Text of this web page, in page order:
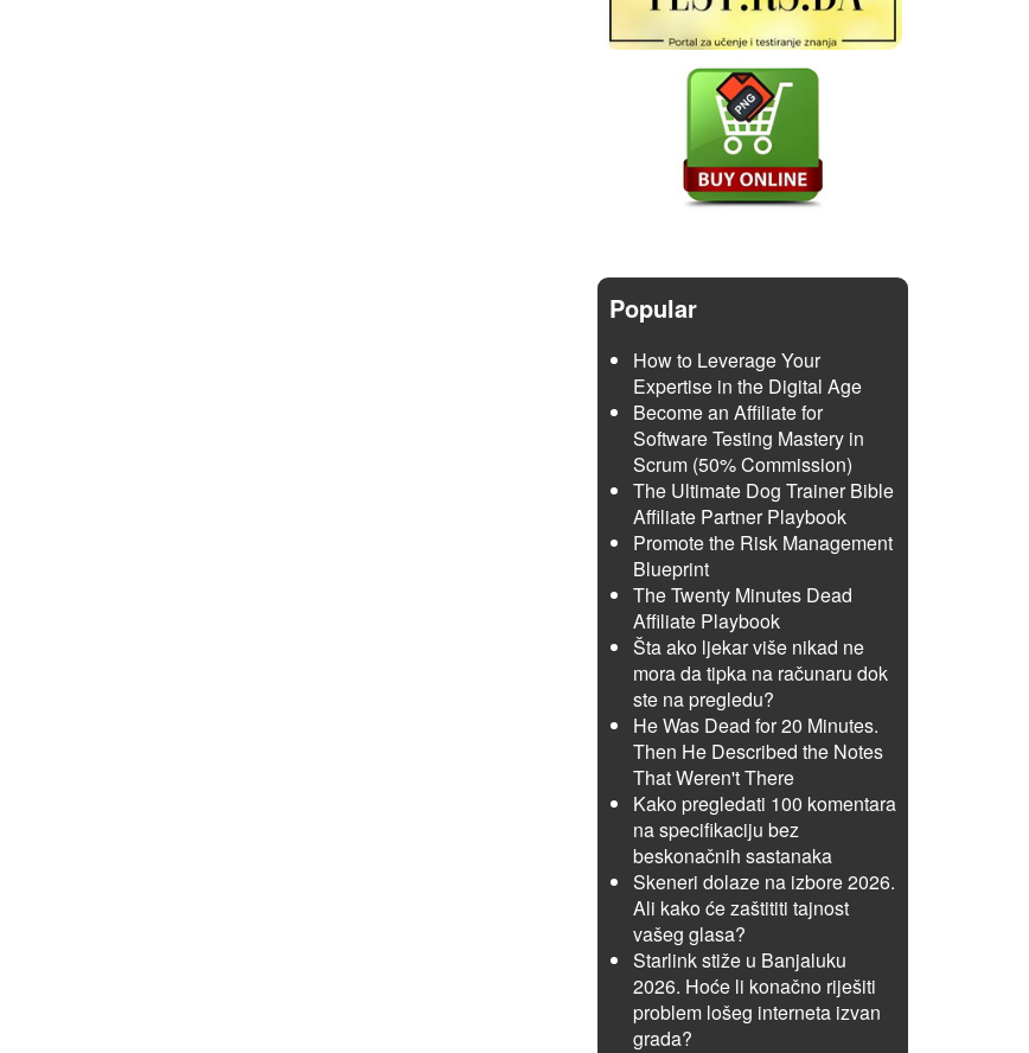
Popular
How to Leverage Your
Expertise in the Digital Age
Become an Affiliate for
Software Testing Mastery in
Scrum (50% Commission)
The Ultimate Dog Trainer Bible
Affiliate Partner Playbook
Promote the Risk Management
Blueprint
The Twenty Minutes Dead
Affiliate Playbook
Šta ako ljekar više nikad ne
mora da tipka na računaru dok
ste na pregledu?
He Was Dead for 20 Minutes.
Then He Described the Notes
That Weren't There
Kako pregledati 100 komentara
na specifikaciju bez
beskonačnih sastanaka
Skeneri dolaze na izbore 2026.
Ali kako će zaštititi tajnost
vašeg glasa?
Starlink stiže u Banjaluku
2026. Hoće li konačno riješiti
problem lošeg interneta izvan
grada?